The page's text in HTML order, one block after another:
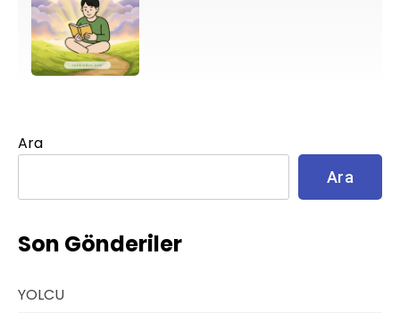
Ara
Ara
Son Gönderiler
YOLCU